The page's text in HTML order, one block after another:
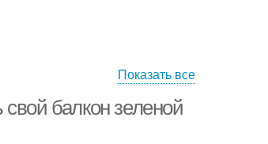
Показать все
балкон зеленой